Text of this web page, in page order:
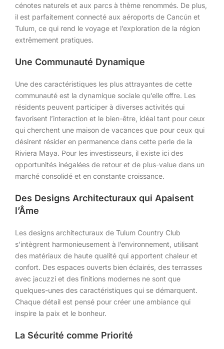
cénotes naturels et aux parcs à thème renommés. De plus,
il est parfaitement connecté aux aéroports de Cancún et
Tulum, ce qui rend le voyage et l’exploration de la région
extrêmement pratiques.
Une Communauté Dynamique
Une des caractéristiques les plus attrayantes de cette
communauté est la dynamique sociale qu’elle offre. Les
résidents peuvent participer à diverses activités qui
favorisent l’interaction et le bien-être, idéal tant pour ceux
qui cherchent une maison de vacances que pour ceux qui
désirent résider en permanence dans cette perle de la
Riviera Maya. Pour les investisseurs, il existe ici des
opportunités inégalées de retour et de plus-value dans un
marché consolidé et en constante croissance.
Des Designs Architecturaux qui Apaisent
l’Âme
Les designs architecturaux de Tulum Country Club
s’intègrent harmonieusement à l’environnement, utilisant
des matériaux de haute qualité qui apportent chaleur et
confort. Des espaces ouverts bien éclairés, des terrasses
avec jacuzzi et des finitions modernes ne sont que
quelques-unes des caractéristiques qui se démarquent.
Chaque détail est pensé pour créer une ambiance qui
inspire la paix et le bonheur.
La Sécurité comme Priorité